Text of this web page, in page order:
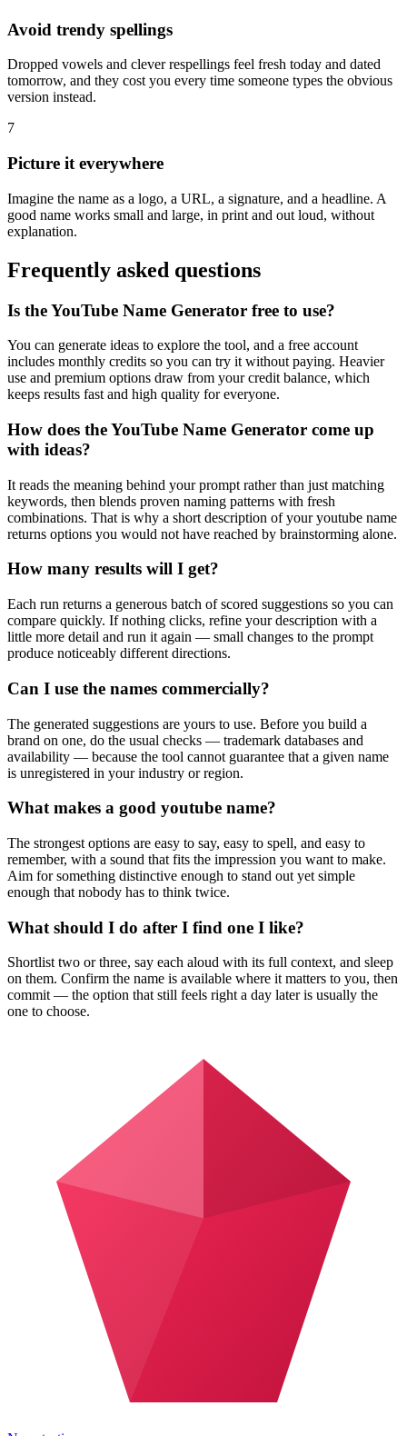
Avoid trendy spellings
Dropped vowels and clever respellings feel fresh today and dated
tomorrow, and they cost you every time someone types the obvious
version instead.
7
Picture it everywhere
Imagine the name as a logo, a URL, a signature, and a headline. A
good name works small and large, in print and out loud, without
explanation.
Frequently asked questions
Is the YouTube Name Generator free to use?
You can generate ideas to explore the tool, and a free account
includes monthly credits so you can try it without paying. Heavier
use and premium options draw from your credit balance, which
keeps results fast and high quality for everyone.
How does the YouTube Name Generator come up
with ideas?
It reads the meaning behind your prompt rather than just matching
keywords, then blends proven naming patterns with fresh
combinations. That is why a short description of your youtube name
returns options you would not have reached by brainstorming alone.
How many results will I get?
Each run returns a generous batch of scored suggestions so you can
compare quickly. If nothing clicks, refine your description with a
little more detail and run it again — small changes to the prompt
produce noticeably different directions.
Can I use the names commercially?
The generated suggestions are yours to use. Before you build a
brand on one, do the usual checks — trademark databases and
availability — because the tool cannot guarantee that a given name
is unregistered in your industry or region.
What makes a good youtube name?
The strongest options are easy to say, easy to spell, and easy to
remember, with a sound that fits the impression you want to make.
Aim for something distinctive enough to stand out yet simple
enough that nobody has to think twice.
What should I do after I find one I like?
Shortlist two or three, say each aloud with its full context, and sleep
on them. Confirm the name is available where it matters to you, then
commit — the option that still feels right a day later is usually the
one to choose.